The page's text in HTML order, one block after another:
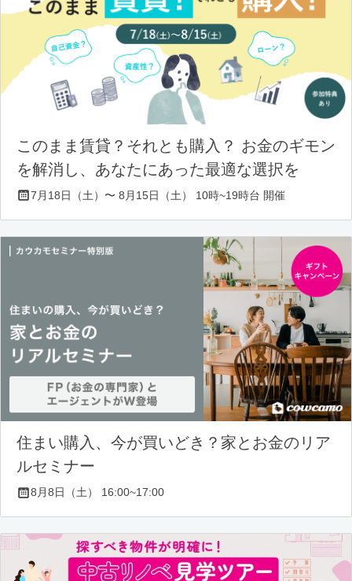
このまま賃貸？それとも購入？ お金のギモン
を解消し、あなたにあった最適な選択を
7月18日（土）〜 8月15日（土） 10時~19時台 開催
住まい購入、今が買いどき？家とお金のリア
ルセミナー
8月8日（土） 16:00~17:00